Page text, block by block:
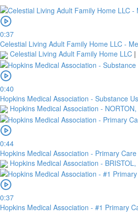
0:37
Celestial Living Adult Family Home LLC -
Celestial Living Adult Family Home LLC |
0:40
Hopkins Medical Association - Substance
Hopkins Medical Association - NORTON,
0:44
Hopkins Medical Association - Primary
Hopkins Medical Association - BRISTOL,
0:37
Hopkins Medical Association - #1 Primary